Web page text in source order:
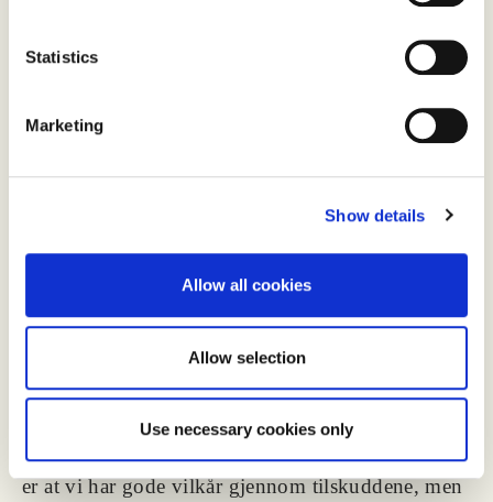
Statistics
Marketing
Show details
Allow all cookies
Allow selection
Use necessary cookies only
landet og da trenger vi et levende økomiljø lokalt!
Som inspirasjonsbonde i Landbrukets Økoløft så
er det klart for meg at vi trenger økokompetanse i
de ulike landsdelene. De naturgitte forholdene er
ikke like over hele landet. Skal vi hjelpe
Vange savner er mer langsiktighet i hvordan man
forvalter den økologiske melkeproduksjonen i
landet.
– Jeg er for samvirkemodellen, men utviklingen
de siste årene er ikke tillitsvekkende. Hvilket
signal sender du ut når du sier opp avtaler og ikke
er leveringsdyktige på råvare? Status for oss i dag
er at vi har gode vilkår gjennom tilskuddene, men